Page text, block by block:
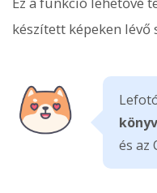
készített képeken lévő
és az